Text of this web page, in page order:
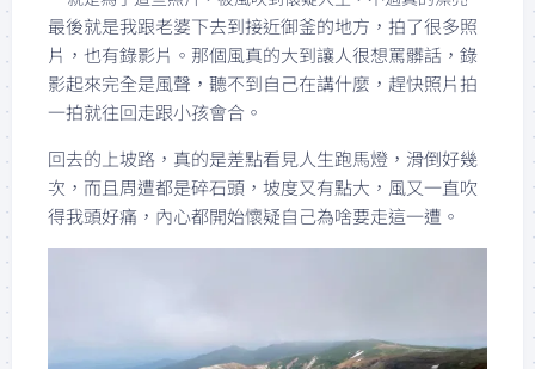
最後就是我跟老婆下去到接近御釜的地方，拍了很多照
片，也有錄影片。那個風真的大到讓人很想罵髒話，錄
影起來完全是風聲，聽不到自己在講什麼，趕快照片拍
一拍就往回走跟小孩會合。
回去的上坡路，真的是差點看見人生跑馬燈，滑倒好幾
次，而且周遭都是碎石頭，坡度又有點大，風又一直吹
得我頭好痛，內心都開始懷疑自己為啥要走這一遭。